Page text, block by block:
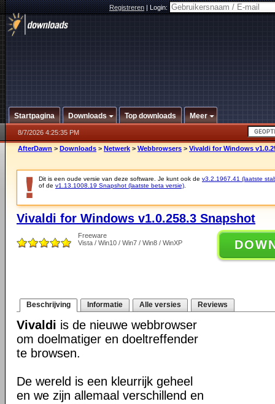
Registreren|Login:
Startpagina Downloads Top downloads Meer
8/7/2026 4:25:35 PM
AfterDawn > Downloads > Netwerk > Webbrowsers > Vivaldi for Windows
Dit is een oude versie van deze software. Je kunt ook de v3.2.1967.41 (laatste
of de v1.13.1008.19 Snapshot (laatste beta versie)
Vivaldi for Windows v1.0.258.3 Snapshot
Freeware
Vista / Win10 / Win7 / Win8 / WinXP
Beschrijving Informatie Alle versies Reviews
Vivaldi is de nieuwe webbrowser
om doelmatiger en doeltreffender
te browsen.
De wereld is een kleurrijk geheel
en we zijn allemaal verschillend en